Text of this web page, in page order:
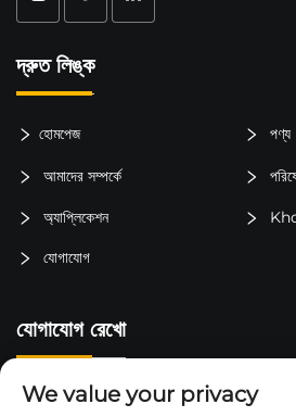
দ্রুত লিঙ্ক
হোমপেজ পণ্য
আমাদের সম্পর্কে
অ্যাপ্লিকেশন
যোগাযোগ
যোগাযোগ রেখো
চীন, জিয়াংসু প্রদেশ, তাইজৌ শহর, লুকিয়াও জেলা,
We value your privacy